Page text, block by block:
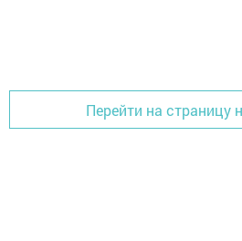
Перейти на страницу